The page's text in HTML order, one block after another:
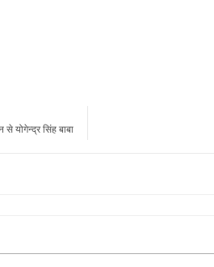
योगेन्द्र सिंह बाबा